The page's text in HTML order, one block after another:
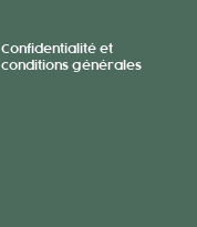
Confidentialité et
conditions générales